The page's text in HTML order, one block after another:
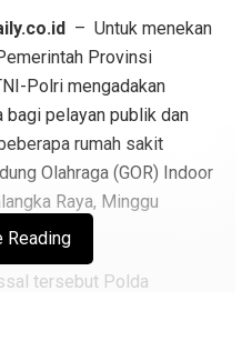
– Untuk menekan
Provinsi
Polri mengadakan
pelayan publik dan
rumah sakit
Olahraga (GOR) Indoor
Raya, Minggu
tersebut Polda
Reading